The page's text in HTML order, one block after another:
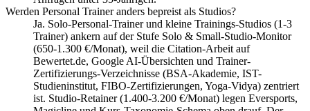
Werden Personal Trainer anders bepreist als Studios?
Ja. Solo-Personal-Trainer und kleine Trainings-Studios (1-3
Trainer) ankern auf der Stufe Solo & Small-Studio-Monitor
(650-1.300 €/Monat), weil die Citation-Arbeit auf
Bewertet.de, Google AI-Übersichten und Trainer-
Zertifizierungs-Verzeichnisse (BSA-Akademie, IST-
Studieninstitut, FIBO-Zertifizierungen, Yoga-Vidya) zentriert
ist. Studio-Retainer (1.400-3.200 €/Monat) legen Eversports,